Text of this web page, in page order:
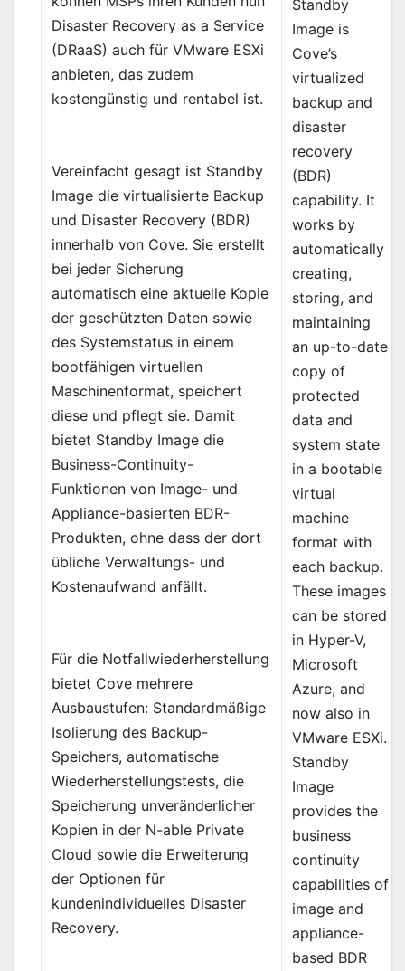
Disaster Recovery as a Service
(DRaaS) auch für VMware ESXi
anbieten, das zudem
kostengünstig und rentabel ist.
Vereinfacht gesagt ist Standby
Image die virtualisierte Backup
und Disaster Recovery (BDR)
innerhalb von Cove. Sie erstellt
bei jeder Sicherung
automatisch eine aktuelle Kopie
der geschützten Daten sowie
des Systemstatus in einem
bootfähigen virtuellen
Maschinenformat, speichert
diese und pflegt sie. Damit
bietet Standby Image die
Business-Continuity-
Funktionen von Image- und
Appliance-basierten BDR-
Produkten, ohne dass der dort
übliche Verwaltungs- und
Kostenaufwand anfällt.
Für die Notfallwiederherstellung
bietet Cove mehrere
Ausbaustufen: Standardmäßige
Isolierung des Backup-
Speichers, automatische
Wiederherstellungstests, die
Speicherung unveränderlicher
Kopien in der N-able Private
Cloud sowie die Erweiterung
der Optionen für
kundenindividuelles Disaster
Recovery.
Standby
Image is
Cove’s
virtualized
backup and
disaster
recovery
(BDR)
capability. It
works by
automatically
creating,
storing, and
maintaining
an up-to-date
copy of
protected
data and
system state
in a bootable
virtual
machine
format with
each backup.
These images
can be stored
in Hyper-V,
Microsoft
Azure, and
now also in
VMware ESXi.
Standby
Image
provides the
business
continuity
capabilities of
image and
appliance-
based BDR